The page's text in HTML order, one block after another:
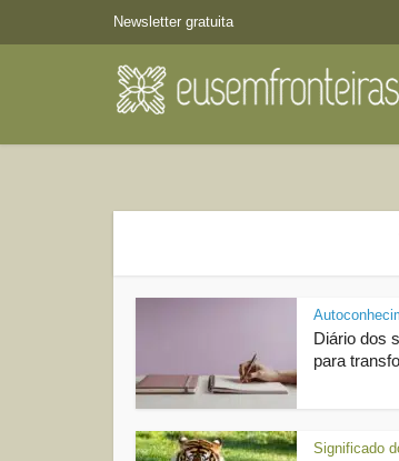
Newsletter gratuita
Diário dos
para
Significado